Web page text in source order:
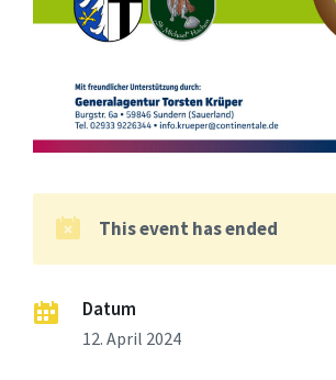
This event has ended
Datum
12. April 2024